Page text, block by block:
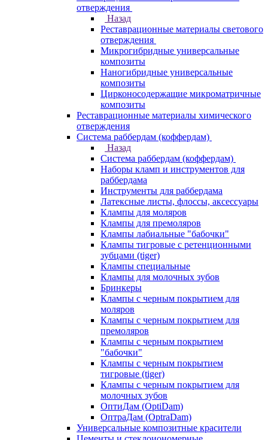
отверждения
Назад
Реставрационные материалы светового
отверждения
Микрогибридные универсальные
композиты
Наногибридные универсальные
композиты
Цирконосодержащие микроматричные
композиты
Реставрационные материалы химического
отверждения
Система раббердам (коффердам)
Назад
Система раббердам (коффердам)
Наборы кламп и инструментов для
раббердама
Инструменты для раббердама
Латексные листы, флоссы, аксессуары
Клампы для моляров
Клампы для премоляров
Клампы лабиальные "бабочки"
Клампы тигровые с ретенционными
зубцами (tiger)
Клампы специальные
Клампы для молочных зубов
Бринкеры
Клампы с черным покрытием для
моляров
Клампы с черным покрытием для
премоляров
Клампы с черным покрытием
"бабочки"
Клампы с черным покрытием
тигровые (tiger)
Клампы с черным покрытием для
молочных зубов
ОптиДам (OptiDam)
ОптраДам (OptraDam)
Универсальные композитные красители